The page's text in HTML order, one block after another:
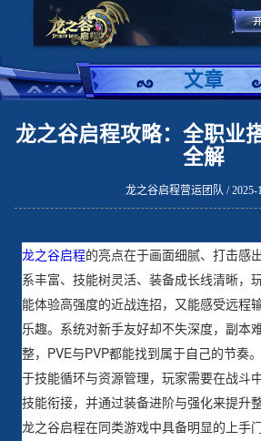
文章
龙之谷启程攻略：全职业
全解
龙之谷启程营运团队 / 2025-
龙之谷启程的亮点在于画面细腻、打击感
系丰富、技能树灵活、装备成长线清晰，
能体验高强度的近战连招，又能感受远程
乐趣。系统对新手友好却不失深度，副本
整，PVE与PVP都能找到属于自己的节奏
于技能循环与资源管理，玩家需要在战斗
技能衔接，并通过装备进阶与强化来提升
龙之谷启程在同类游戏中具备明显的上手